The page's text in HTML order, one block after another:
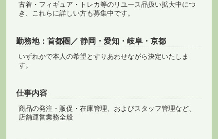
古着・フィギュア・トレカ等のリユース品扱い拡大中につ
き、これらに詳しい方も募集中です。
勤務地：首都圏／ 静岡・愛知・岐阜・京都
いずれかで本人の希望とすりあわせながら決定いたしま
す。
仕事内容
商品の発注・販促・在庫管理、およびスタッフ管理など、
店舗運営業務全般